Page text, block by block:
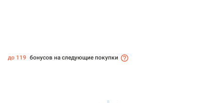
до 119 бонусов на следующие покупки